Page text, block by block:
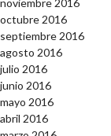
octubre 2016
septiembre 2016
agosto 2016
julio 2016
junio 2016
mayo 2016
abril 2016